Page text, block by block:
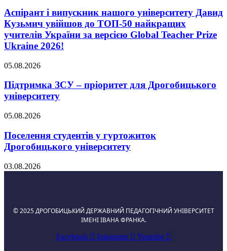
Аспірант і випускник нашого університету Давид
Кузьмич увійшов до ТОП-50 найкращих
учителів України за версією Global Teacher Prize
Ukraine 2026!
05.08.2026
Підтримка ЗСУ – пріоритет для Дрогобицького
університету
05.08.2026
Поселення студентів у гуртожиток
Дрогобицького університету
03.08.2026
© 2025 ДРОГОБИЦЬКИЙ ДЕРЖАВНИЙ ПЕДАГОГІЧНИЙ УНІВЕРСИТЕТ
ІМЕНІ ІВАНА ФРАНКА.
Facebook
Instagram Youtube